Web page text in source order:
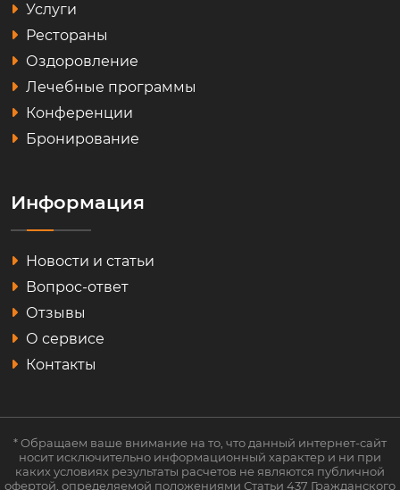
Услуги
Рестораны
Оздоровление
Лечебные программы
Конференции
Бронирование
Информация
Новости и статьи
Вопрос-ответ
Отзывы
О сервисе
Контакты
* Обращаем ваше внимание на то, что данный интернет-сайт
носит исключительно информационный характер и ни при
каких условиях результаты расчетов не являются публичной
офертой, определяемой положениями Статьи 437 Гражданского